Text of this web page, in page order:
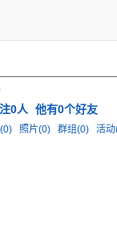
0人 他有0个好友
照片(0) 群组(0) 活